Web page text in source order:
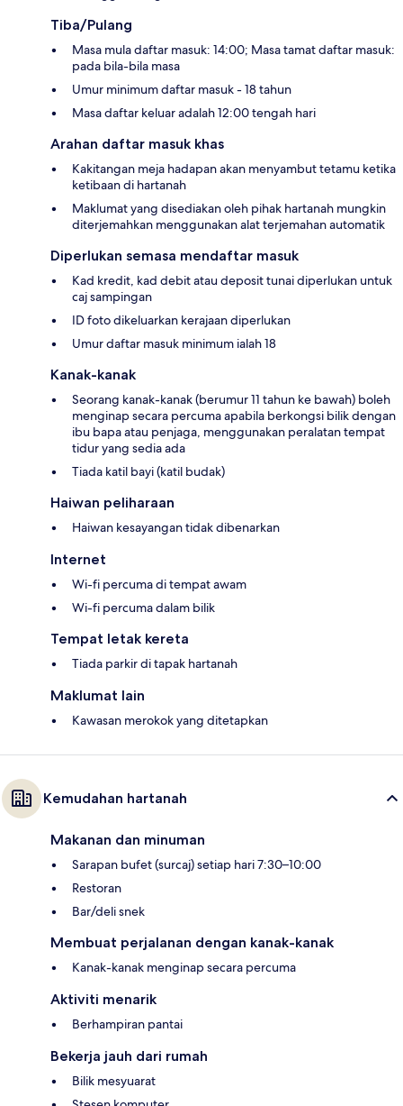
Tiba/Pulang
Masa mula daftar masuk: 14:00; Masa tamat daftar masuk:
pada bila-bila masa
Umur minimum daftar masuk - 18 tahun
Masa daftar keluar adalah 12:00 tengah hari
Arahan daftar masuk khas
Kakitangan meja hadapan akan menyambut tetamu ketika
ketibaan di hartanah
Maklumat yang disediakan oleh pihak hartanah mungkin
diterjemahkan menggunakan alat terjemahan automatik
Diperlukan semasa mendaftar masuk
Kad kredit, kad debit atau deposit tunai diperlukan untuk
caj sampingan
ID foto dikeluarkan kerajaan diperlukan
Umur daftar masuk minimum ialah 18
Kanak-kanak
Seorang kanak-kanak (berumur 11 tahun ke bawah) boleh
menginap secara percuma apabila berkongsi bilik dengan
ibu bapa atau penjaga, menggunakan peralatan tempat
tidur yang sedia ada
Tiada katil bayi (katil budak)
Haiwan peliharaan
Haiwan kesayangan tidak dibenarkan
Internet
Wi-fi percuma di tempat awam
Wi-fi percuma dalam bilik
Tempat letak kereta
Tiada parkir di tapak hartanah
Maklumat lain
Kawasan merokok yang ditetapkan
Kemudahan hartanah
Makanan dan minuman
Sarapan bufet (surcaj) setiap hari 7:30–10:00
Restoran
Bar/deli snek
Membuat perjalanan dengan kanak-kanak
Kanak-kanak menginap secara percuma
Aktiviti menarik
Berhampiran pantai
Bekerja jauh dari rumah
Bilik mesyuarat